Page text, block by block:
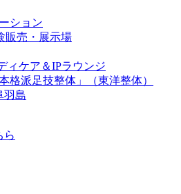
ション
販売・展示場
ィケア＆IPラウンジ
格派足技整体」（東洋整体）
羽島
ら